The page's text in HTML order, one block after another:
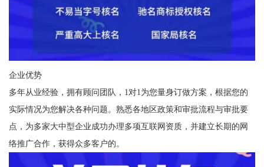
企业优势
多年从业经验，拥有顾问团队，1对1为您量身订做方案，根据您的
实际情况为您解决各种问题。熟悉各地区政策和审批流程与审批要
点，为多家大中型企业成功办理多项互联网资质，并建立长期的网
络推广合作，获得众多客户的。